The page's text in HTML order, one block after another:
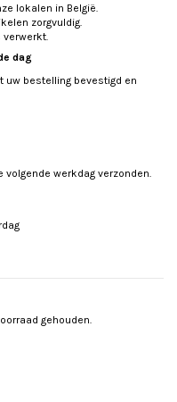
lokalen in België.
zorgvuldig.
verwerkt.
dag
uw bestelling bevestigd en
werkdag verzonden.
gehouden.